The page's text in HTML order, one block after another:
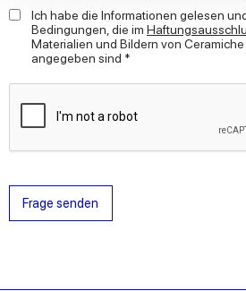
our social media, advertising and
may combine it with other
provided to them or that they’ve
of their services.
Ich habe die Informationen gelesen
Bedingungen, die im
Materialien und Bildern von
angegeben sind *
Frage senden